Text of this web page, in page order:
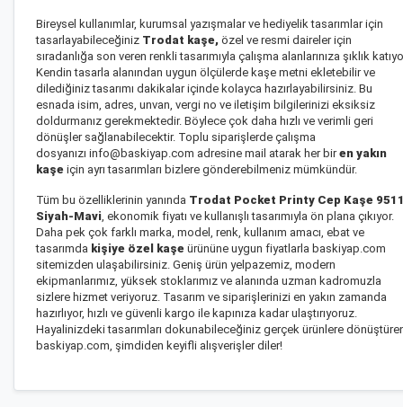
Bireysel kullanımlar, kurumsal yazışmalar ve hediyelik tasarımlar için
tasarlayabileceğiniz Trodat kaşe, özel ve resmi daireler için
sıradanlığa son veren renkli tasarımıyla çalışma alanlarınıza şıklık
Kendin tasarla alanından uygun ölçülerde kaşe metni ekletebilir ve
dilediğiniz tasarımı dakikalar içinde kolayca hazırlayabilirsiniz. Bu
esnada isim, adres, unvan, vergi no ve iletişim bilgilerinizi eksiksiz
doldurmanız gerekmektedir. Böylece çok daha hızlı ve verimli geri
dönüşler sağlanabilecektir. Toplu siparişlerde çalışma
dosyanızı info@baskiyap.com adresine mail atarak her biren yakın
kaşe için ayrı tasarımları bizlere gönderebilmeniz mümkündür.
Tüm bu özelliklerinin yanında Trodat Pocket Printy Cep Kaşe
Siyah-Mavi , ekonomik fiyatı ve kullanışlı tasarımıyla ön plana çıkıyor.
Daha pek çok farklı marka, model, renk, kullanım amacı, ebat ve
tasarımda kişiye özel kaşe ürününe uygun fiyatlarla baskiyap.com
sitemizden ulaşabilirsiniz. Geniş ürün yelpazemiz, modern
ekipmanlarımız, yüksek stoklarımız ve alanında uzman kadromuzla
sizlere hizmet veriyoruz. Tasarım ve siparişlerinizi en yakın zamanda
hazırlıyor, hızlı ve güvenli kargo ile kapınıza kadar ulaştırıyoruz.
Hayalinizdeki tasarımları dokunabileceğiniz gerçek ürünlere
baskiyap.com, şimdiden keyifli alışverişler diler!